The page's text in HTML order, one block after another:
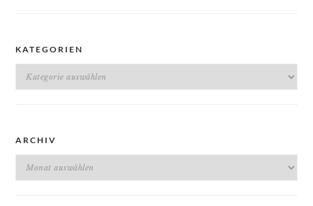
KATEGORIEN
Kategorien
ARCHIV
Archiv